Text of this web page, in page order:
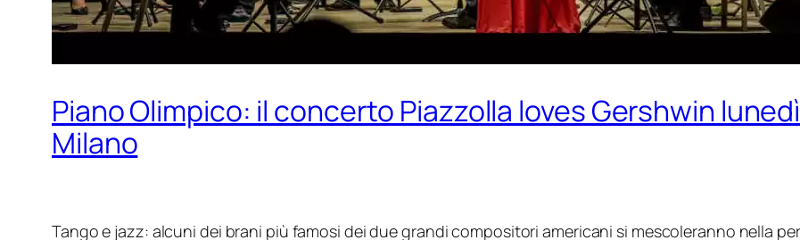
Piano Olimpico: il concerto Piazzolla loves Gershwin
Milano
Tango e jazz: alcuni dei brani più famosi dei due grandi compositori americani si mescoleranno nella